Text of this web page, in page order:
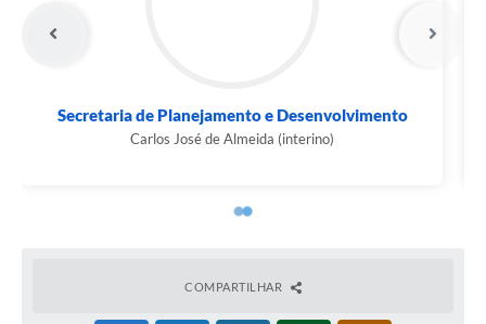
Secretaria de Obras e Urbanismo
Carlos José de Almeida
COMPARTILHAR